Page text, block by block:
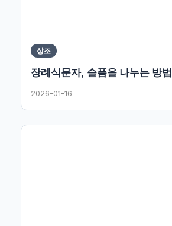
상조
장례식문자, 슬픔을 나누는 방법
2026-01-16